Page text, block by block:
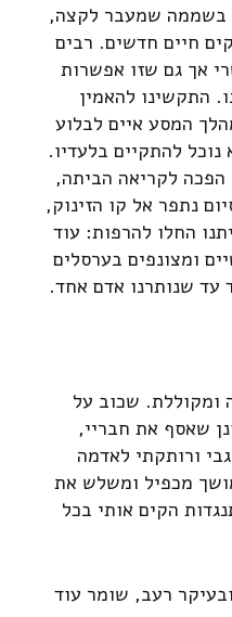
בשממה שמעבר לקצה,
חיים חדשים. רבים
אך גם שזו אפשרות
התקשינו להאמין
המסע איים לבלוע
להתקיים בלעדיו.
הפכה לקריאה הביתה,
נתפר אל קו הזינוק,
החלו להרפות: עוד
ומצונפים בערסלים
עד שנותרנו אדם אחד.
ומקוללת. שכוב על
שאסף את חבריי,
ורותקתי לאדמה
מכפיל ומשלש את
הקים אותי בכל
רעב, שומר עוד